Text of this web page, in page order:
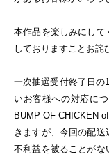
本作品を楽しみにして
しておりますことお詫
一次抽選受付終了日の
いお客様への対応に
BUMP OF CHICKEN
きますが、今回の配
不利益を被ることがな